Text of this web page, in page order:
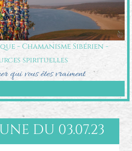
- Chamanisme Sibérien -
spirituelles
qui vous êtes vraiment
DU 03.07.23